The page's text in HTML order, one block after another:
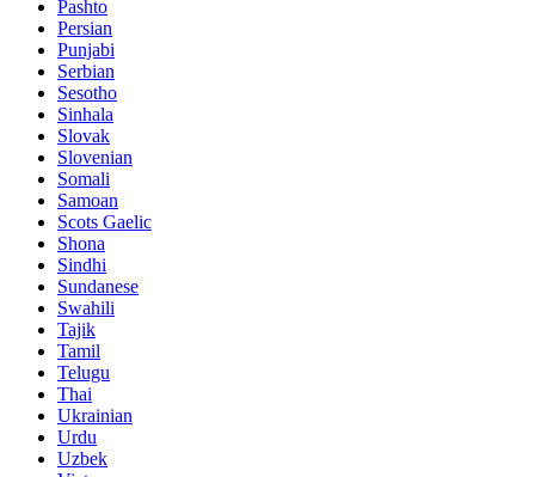
Pashto
Persian
Punjabi
Serbian
Sesotho
Sinhala
Slovak
Slovenian
Somali
Samoan
Scots Gaelic
Shona
Sindhi
Sundanese
Swahili
Tajik
Tamil
Telugu
Thai
Ukrainian
Urdu
Uzbek